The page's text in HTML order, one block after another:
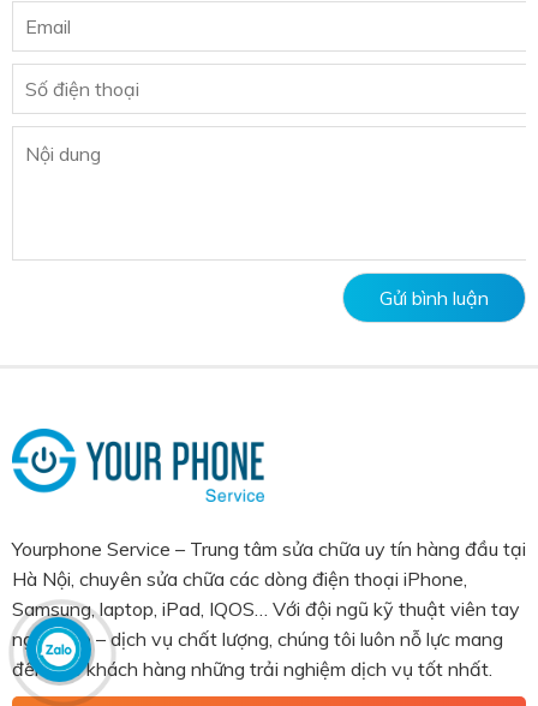
Yourphone Service – Trung tâm sửa chữa uy tín hàng đầu tại
Hà Nội, chuyên sửa chữa các dòng điện thoại iPhone,
Samsung, laptop, iPad, IQOS… Với đội ngũ kỹ thuật viên tay
nghề cao – dịch vụ chất lượng, chúng tôi luôn nỗ lực mang
đến cho khách hàng những trải nghiệm dịch vụ tốt nhất.